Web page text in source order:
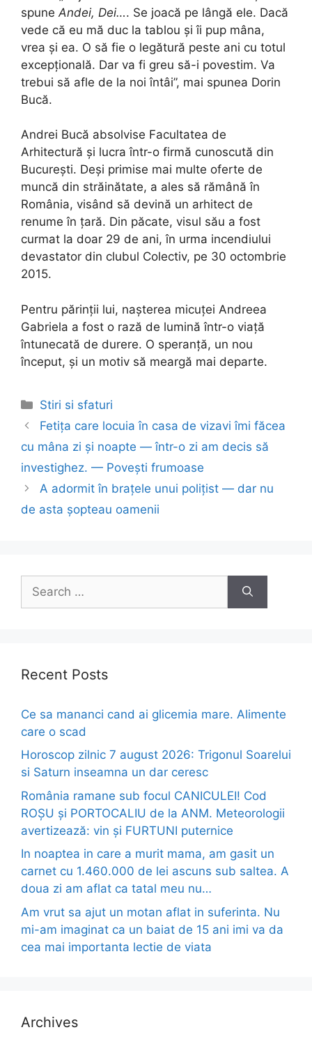
spune Andei, Dei…. Se joacă pe lângă ele. Dacă
vede că eu mă duc la tablou și îi pup mâna,
vrea și ea. O să fie o legătură peste ani cu totul
excepțională. Dar va fi greu să-i povestim. Va
trebui să afle de la noi întâi”, mai spunea Dorin
Bucă.
Andrei Bucă absolvise Facultatea de
Arhitectură și lucra într-o firmă cunoscută din
București. Deși primise mai multe oferte de
muncă din străinătate, a ales să rămână în
România, visând să devină un arhitect de
renume în țară. Din păcate, visul său a fost
curmat la doar 29 de ani, în urma incendiului
devastator din clubul Colectiv, pe 30 octombrie
2015.
Pentru părinții lui, nașterea micuței Andreea
Gabriela a fost o rază de lumină într-o viață
întunecată de durere. O speranță, un nou
început, și un motiv să meargă mai departe.
Categories
Stiri si sfaturi
Post
navigation
Fetița care locuia în casa de vizavi îmi făcea
cu mâna zi și noapte — într-o zi am decis să
investighez. — Povești frumoase
A adormit în brațele unui polițist — dar nu
de asta șopteau oamenii
for:
Recent Posts
Ce sa mananci cand ai glicemia mare. Alimente
care o scad
Horoscop zilnic 7 august 2026: Trigonul Soarelui
si Saturn inseamna un dar ceresc
România ramane sub focul CANICULEI! Cod
ROȘU și PORTOCALIU de la ANM. Meteorologii
avertizează: vin și FURTUNI puternice
In noaptea in care a murit mama, am gasit un
carnet cu 1.460.000 de lei ascuns sub saltea. A
doua zi am aflat ca tatal meu nu…
Am vrut sa ajut un motan aflat in suferinta. Nu
mi-am imaginat ca un baiat de 15 ani imi va da
cea mai importanta lectie de viata
Archives